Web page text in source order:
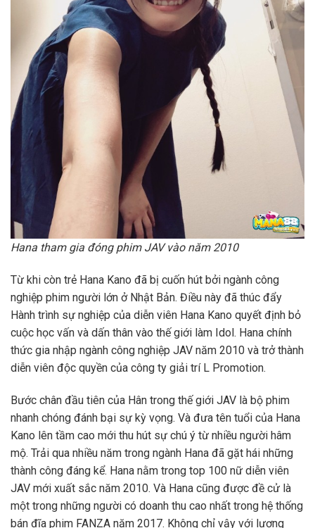
Hana tham gia đóng phim JAV vào năm 2010
Từ khi còn trẻ Hana Kano đã bị cuốn hút bởi ngành công
nghiệp phim người lớn ở Nhật Bản. Điều này đã thúc đẩy
Hành trình sự nghiệp của diễn viên Hana Kano quyết định bỏ
cuộc học vấn và dấn thân vào thế giới làm Idol. Hana chính
thức gia nhập ngành công nghiệp JAV năm 2010 và trở thành
diễn viên độc quyền của công ty giải trí L Promotion.
Bước chân đầu tiên của Hân trong thế giới JAV là bộ phim
nhanh chóng đánh bại sự kỳ vọng. Và đưa tên tuổi của Hana
Kano lên tầm cao mới thu hút sự chú ý từ nhiều người hâm
mộ. Trải qua nhiều năm trong ngành Hana đã gặt hái những
thành công đáng kể. Hana nằm trong top 100 nữ diễn viên
JAV mới xuất sắc năm 2010. Và Hana cũng được đề cử là
một trong những người có doanh thu cao nhất trong hệ thống
bán đĩa phim FANZA năm 2017. Không chỉ vậy với lượng